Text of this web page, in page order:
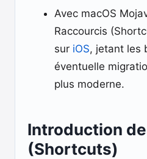
Avec macOS
Raccourcis
sur iOS, jetant les
éventuelle
plus moderne.
Introduction
(Shortcuts)